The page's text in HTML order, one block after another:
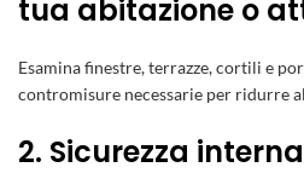
tua abitazione o
Esamina finestre, terrazze, cortili e
contromisure necessarie per ridurre
2. Sicurezza